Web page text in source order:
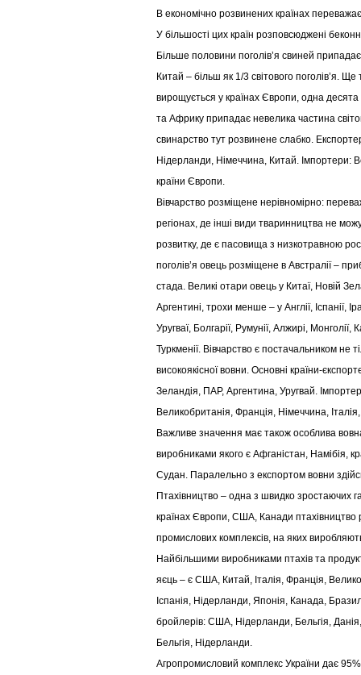
В економічно розвинених країнах
У більшості цих країн розповсюджені
Більше половини поголів’я свиней
Китай – більш як 1/3 світового поголів’я. Ще
вирощується у країнах Європи, одна
та Африку припадає невелика частина
свинарство тут розвинене слабко.
Нідерланди, Німеччина, Китай. Імпортери:
країни Європи.
Вівчарство розміщене нерівномірно:
регіонах, де інші види тваринництва не
розвитку, де є пасовища з низкотравною
поголів’я овець розміщене в Австралії –
стада. Великі отари овець у Китаї, Новій
Аргентині, трохи менше – у Англії, Іспанії,
Уругваї, Болгарії, Румунії, Алжирі, Монголії,
Туркменії. Вівчарство є постачальником не
високоякісної вовни. Основні країни-
Зеландія, ПАР, Аргентина, Уругвай.
Великобританія, Франція, Німеччина,
Важливе значення має також особлива
виробниками якого є Афганістан, Намібія,
Судан. Паралельно з експортом вовни
Птахівництво – одна з швидко зростаючих
країнах Європи, США, Канади птахівництво
промислових комплексів, на яких
Найбільшими виробниками птахів та
яєць – є США, Китай, Італія, Франція,
Іспанія, Нідерланди, Японія, Канада,
бройлерів: США, Нідерланди, Бельгія,
Бельгія, Нідерланди.
Агропромисловий комплекс України дає